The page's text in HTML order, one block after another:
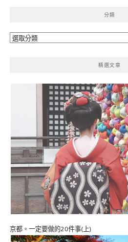
分類
分
精選文章
京都。一定要做的20件事(上)